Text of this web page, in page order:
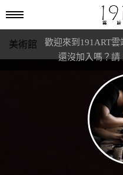
歡迎來到191ART
還沒加入嗎？請
美術館